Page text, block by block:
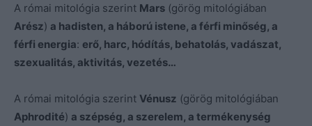
A római mitológia szerint Mars (görög mitológiában
Arész) a hadisten, a háború istene, a férfi minőség, a
férfi energia: erő, harc, hódítás, behatolás, vadászat,
szexualitás, aktivitás, vezetés…
A római mitológia szerint Vénusz (görög mitológiában
Aphrodité) a szépség, a szerelem, a termékenység